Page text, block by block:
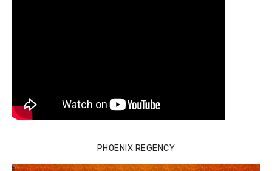
PHOENIX REGENCY